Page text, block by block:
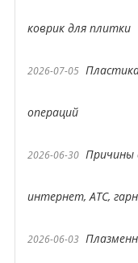
коврик для плитки
2026-07-05
операций
2026-06-30 Причины
интернет, АТС,
2026-06-03